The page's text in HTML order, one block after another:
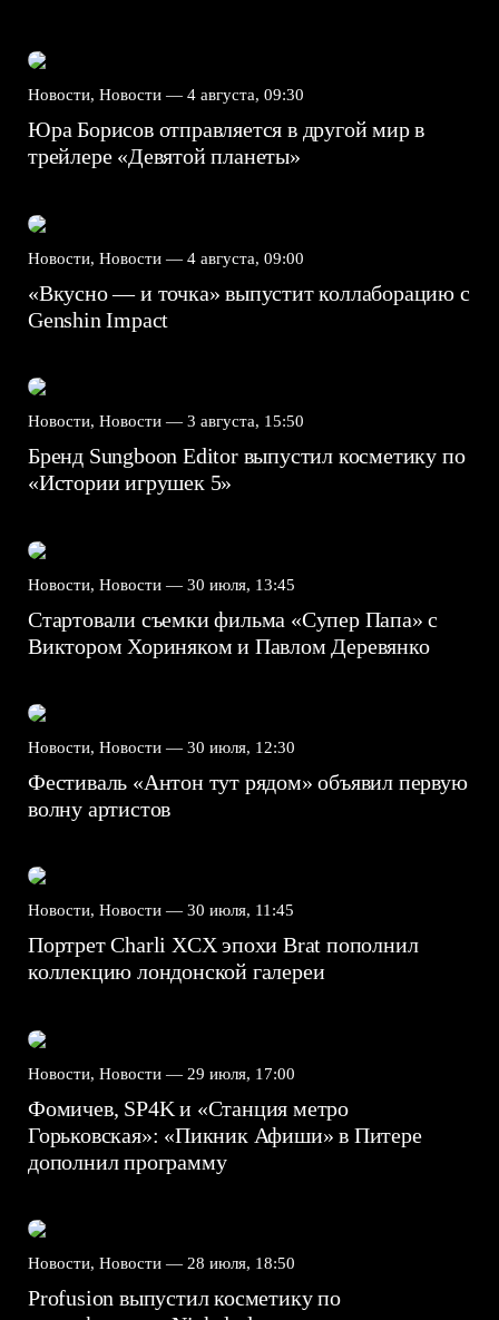
Новости, Новости — 4 августа, 09:30
Юра Борисов отправляется в другой мир в
трейлере «Девятой планеты»
Новости, Новости — 4 августа, 09:00
«Вкусно — и точка» выпустит коллаборацию с
Genshin Impact⁠⁠
Новости, Новости — 3 августа, 15:50
Бренд Sungboon Editor выпустил косметику по
«Истории игрушек 5»
Новости, Новости — 30 июля, 13:45
Стартовали съемки фильма «Супер Папа» с
Виктором Хориняком и Павлом Деревянко
Новости, Новости — 30 июля, 12:30
Фестиваль «Антон тут рядом» объявил первую
волну артистов
Новости, Новости — 30 июля, 11:45
Портрет Charli XCX эпохи Brat пополнил
коллекцию лондонской галереи
Новости, Новости — 29 июля, 17:00
Фомичев, SP4K и «Станция метро
Горьковская»: «Пикник Афиши» в Питере
дополнил программу
Новости, Новости — 28 июля, 18:50
Profusion выпустил косметику по